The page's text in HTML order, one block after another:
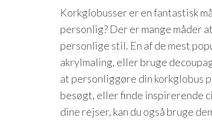
Korkglobusser er en fantastisk
personlig? Der er mange måder
personlige stil. En af de mest
akrylmaling, eller bruge
at personliggøre din korkglobus
besøgt, eller finde inspirerende
dine rejser, kan du også bruge